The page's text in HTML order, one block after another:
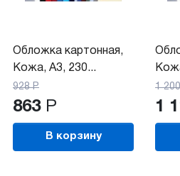
Обложка картонная,
Кожа, A3, 230...
928 Р
863 Р
В корзину
1 200
1